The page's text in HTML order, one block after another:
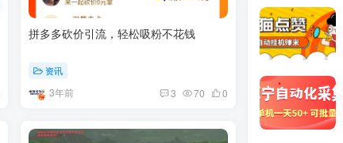
拼多多砍价引流，轻松吸粉不花钱
资讯
3年前 3 70 0
TOP9
TOP10